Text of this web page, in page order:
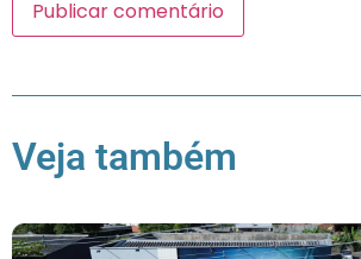
Veja também